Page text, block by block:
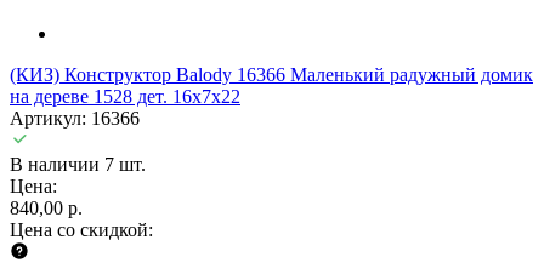
(КИЗ) Конструктор Balody 16366 Маленький радужный домик
на дереве 1528 дет. 16x7x22
Артикул: 16366
В наличии 7 шт.
Цена:
840,00 р.
Цена со скидкой: